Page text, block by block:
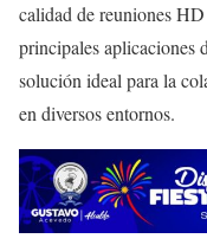
calidad de reuniones
principales aplicaciones
solución ideal para la
en diversos entornos.